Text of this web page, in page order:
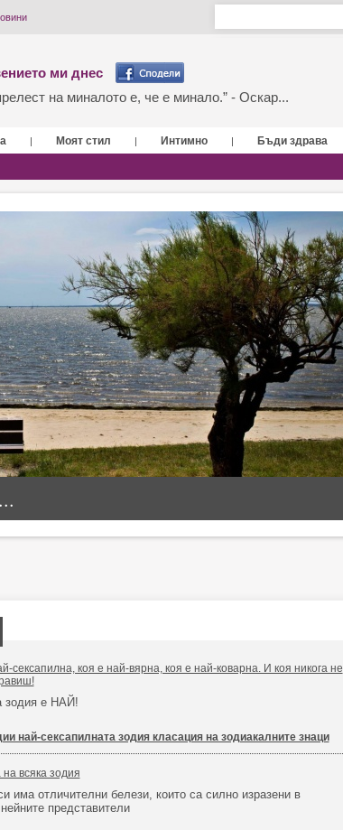
ми днес
на миналото е, че е минало.” - Оскар...
| Моят стил | Интимно | Бъди здрава
сексапилна, коя е най-вярна, коя е най-коварна. И коя никога не
зодия е НАЙ!
най-сексапилната зодия класация на зодиакалните знаци
всяка зодия
има отличителни белези, които са силно изразени в
представители